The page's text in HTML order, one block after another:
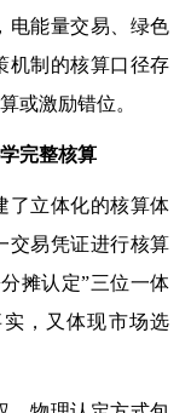
电能量交易、绿色
机制的核算口径存
或激励错位。
完整核算
立体化的核算体
交易凭证进行核算
摊认定”三位一体
，又体现市场选